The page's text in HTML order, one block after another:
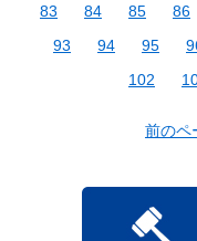
83
84 85 86
93
94 95
102
前のペ